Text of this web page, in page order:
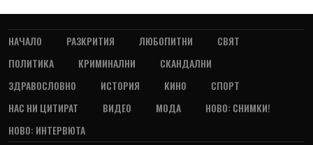
НАЧАЛО РАЗКРИТИЯ ЛЮБОПИТНИ
СВЯТ
ПОЛИТИКА
КРИМИНАЛНИ
СКАНДАЛНИ
ЗДРАВОСЛОВНО
ИСТОРИЯ КИНО
СПОРТ
НАС НИ ЦИТИРАТ
ВИДЕО МОДА
НОВО: СНИМКИ!
НОВО: ИНТЕРВЮТА